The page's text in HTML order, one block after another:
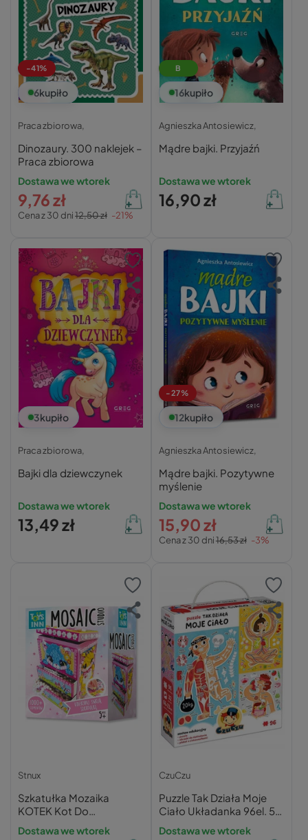
-41%
6kupiło
Praca zbiorowa,
Dinozaury. 300 naklejek –
Praca zbiorowa
Dostawa we wtorek
Cena z 30 dni12,50 zł -21%
9,76 zł
B
16kupiło
Agnieszka Antosiewicz,
Mądre bajki. Przyjaźń
Dostawa we wtorek
16,90 zł
3kupiło
Praca zbiorowa,
Bajki dla dziewczynek
Dostawa we wtorek
13,49 zł
-27%
12kupiło
Agnieszka Antosiewicz,
Mądre bajki. Pozytywne
myślenie
Dostawa we wtorek
Cena z 30 dni16,53 zł -3%
15,90 zł
Stnux
Szkatułka Mozaika
KOTEK Kot Do
Samodzielnego
Ozdobienia DIY 5+ Stnux
Dostawa we wtorek
CzuCzu
Puzzle Tak Działa Moje
Ciało Układanka 96el. 5+
CzuCzu
Dostawa we wtorek